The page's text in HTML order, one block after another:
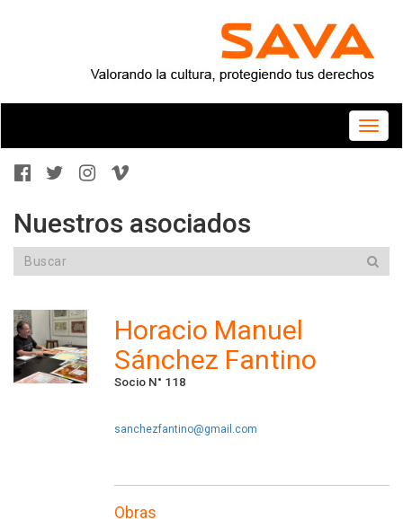
Toggle
Nuestros asociados
Horacio Manuel
Sánchez Fantino
Socio N° 118
sanchezfantino@gmail.com
Obras